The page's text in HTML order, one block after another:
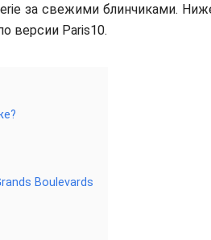
за свежими блинчиками.
версии Paris10.
Boulevards